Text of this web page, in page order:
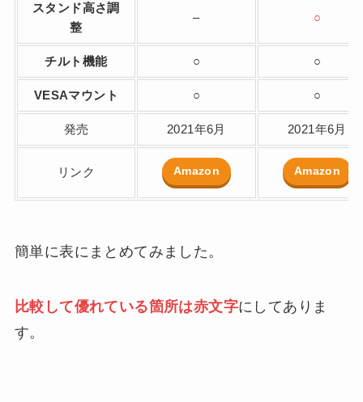
スタンド高さ調
整
– ○
チルト機能 ○ ○
VESAマウント ○ ○
発売 2021年6月 2021年6月
リンク Amazon Amazon
簡単に表にまとめてみました。
比較して優れている箇所は赤文字にしてありま
す。